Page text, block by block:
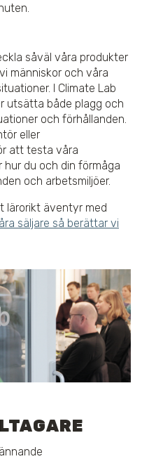
såväl våra produkter
människor och våra
I Climate Lab
utsätta både plagg och
och förhållanden.
eller
att testa våra
du och din förmåga
och arbetsmiljöer.
lärorikt äventyr med
säljare så berättar vi